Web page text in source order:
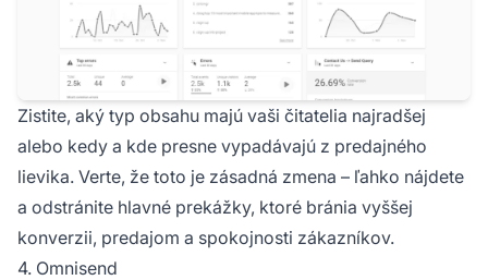
Zistite, aký typ obsahu majú vaši čitatelia najradšej
alebo kedy a kde presne vypadávajú z predajného
lievika. Verte, že toto je zásadná zmena – ľahko nájdete
a odstránite hlavné prekážky, ktoré bránia vyššej
konverzii, predajom a spokojnosti zákazníkov.
4. Omnisend